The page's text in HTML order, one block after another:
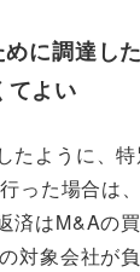
に調達し
てよい
たように、
った場合は
済はM&Aの
対象会社が